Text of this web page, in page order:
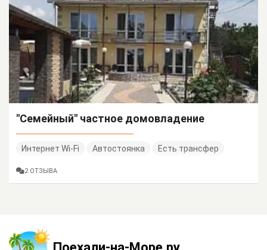
"Семейный" частное домовладение
Интернет Wi-Fi Автостоянка Есть трансфер
2 ОТЗЫВА